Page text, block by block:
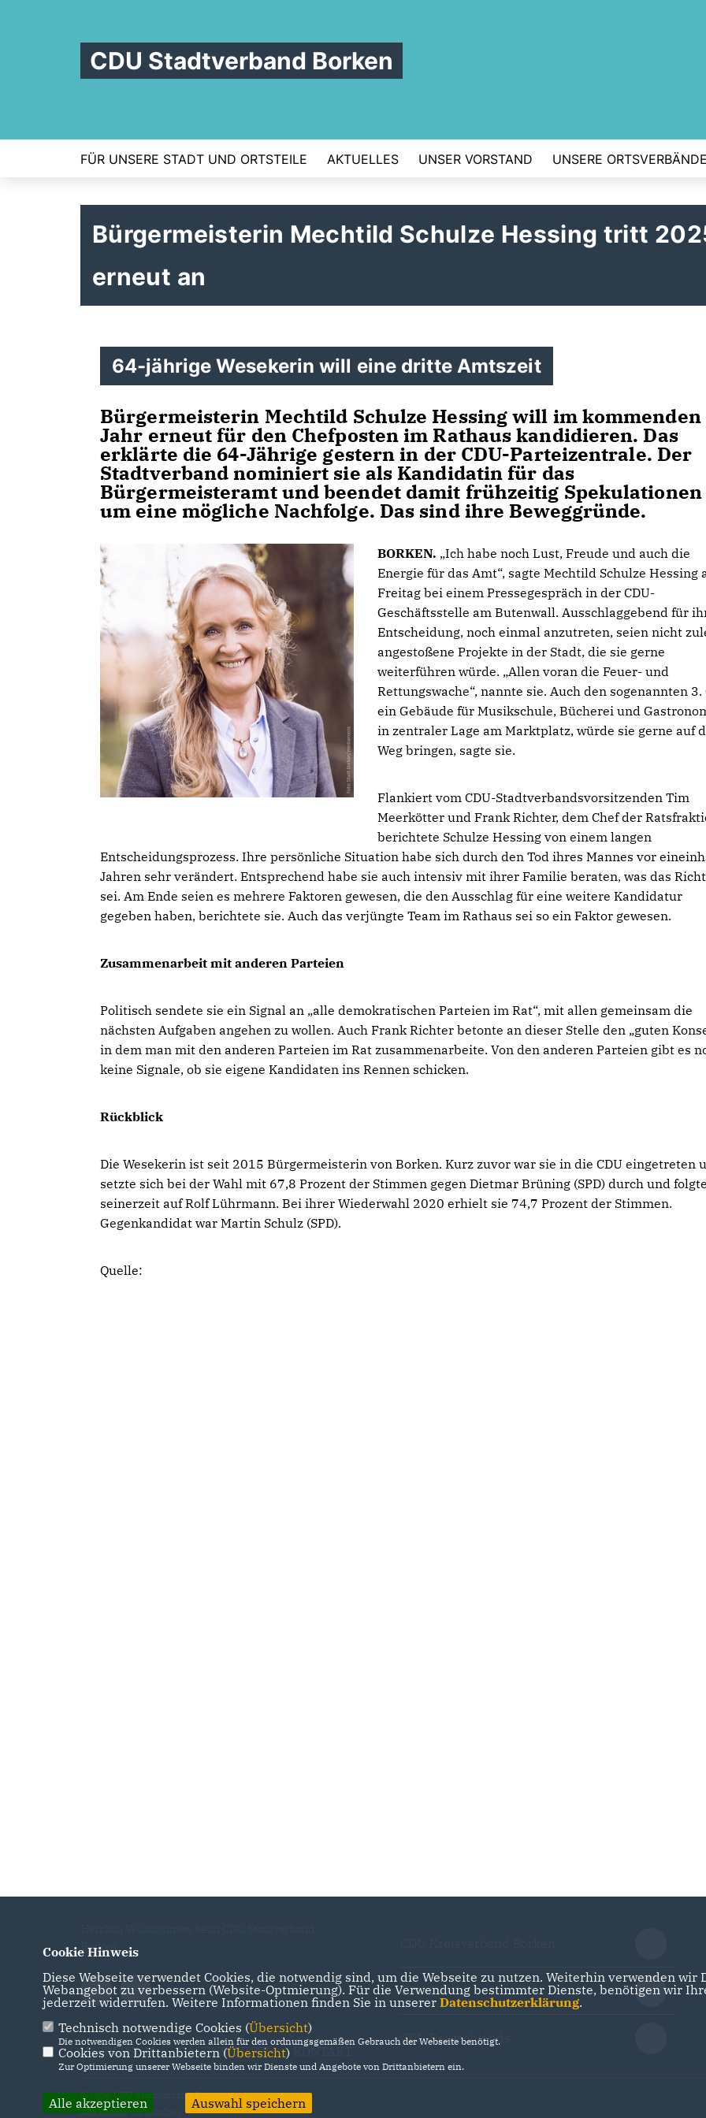
CDU Stadtverband Borken
FÜR UNSERE STADT UND ORTSTEILE AKTUELLES UNSER VORSTAND UNSERE ORTSVERBÄNDE
Bürgermeisterin Mechtild Schulze Hessing tritt
erneut an
64-jährige Wesekerin will eine dritte Amtszeit
Bürgermeisterin Mechtild Schulze Hessing will im kommenden
Jahr erneut für den Chefposten im Rathaus kandidieren. Das
erklärte die 64-Jährige gestern in der CDU-Parteizentrale. Der
Stadtverband nominiert sie als Kandidatin für das
Bürgermeisteramt und beendet damit frühzeitig Spekulationen
um eine mögliche Nachfolge. Das sind ihre Beweggründe.
BORKEN. Ich habe noch Lust, Freude und auch die
Energie für das Amt“, sagte Mechtild Schulze Hessing
Freitag bei einem Pressegespräch in der CDU-
Geschäftsstelle am Butenwall. Ausschlaggebend für
Entscheidung, noch einmal anzutreten, seien nicht
angestoßene Projekte in der Stadt, die sie gerne
weiterführen würde. „Allen voran die Feuer- und
Rettungswache“, nannte sie. Auch den sogenannten 3.
ein Gebäude für Musikschule, Bücherei und
in zentraler Lage am Marktplatz, würde sie gerne auf
Weg bringen, sagte sie.
Flankiert vom CDU-Stadtverbandsvorsitzenden Tim
Meerkötter und Frank Richter, dem Chef der
berichtete Schulze Hessing von einem langen
Entscheidungsprozess. Ihre persönliche Situation habe sich durch den Tod ihres Mannes vor
Jahren sehr verändert. Entsprechend habe sie auch intensiv mit ihrer Familie beraten, was das
sei. Am Ende seien es mehrere Faktoren gewesen, die den Ausschlag für eine weitere Kandidatur
gegeben haben, berichtete sie. Auch das verjüngte Team im Rathaus sei so ein Faktor gewesen.
Zusammenarbeit mit anderen Parteien
Politisch sendete sie ein Signal an „alle demokratischen Parteien im Rat“, mit allen gemeinsam die
nächsten Aufgaben angehen zu wollen. Auch Frank Richter betonte an dieser Stelle den „guten
in dem man mit den anderen Parteien im Rat zusammenarbeite. Von den anderen Parteien gibt es
keine Signale, ob sie eigene Kandidaten ins Rennen schicken.
Rückblick
Die Wesekerin ist seit 2015 Bürgermeisterin von Borken. Kurz zuvor war sie in die CDU eingetreten
setzte sich bei der Wahl mit 67,8 Prozent der Stimmen gegen Dietmar Brüning (SPD) durch und folgte
seinerzeit auf Rolf Lührmann. Bei ihrer Wiederwahl 2020 erhielt sie 74,7 Prozent der Stimmen.
Gegenkandidat war Martin Schulz (SPD).
Quelle:
Borken
IMPRESSUM DATENSCHUTZ KONTAKT
CDU NRW
CDU Deutschlands
@2026 CDU Stadtverband Borken
Alle Rechte vorbehalten.
Cookie Hinweis
Diese Webseite verwendet Cookies, die notwendig sind, um die Webseite zu nutzen. Weiterhin verwenden
Webangebot zu verbessern (Website-Optmierung). Für die Verwendung bestimmter Dienste, benötigen wir
jederzeit widerrufen. Weitere Informationen finden Sie in unserer Datenschutzerklärung.
Technisch notwendige Cookies (Übersicht)
Die notwendigen Cookies werden allein für den ordnungsgemäßen Gebrauch der Webseite benötigt.
Cookies von Drittanbietern (Übersicht)
Zur Optimierung unserer Webseite binden wir Dienste und Angebote von Drittanbietern ein.
Alle akzeptieren Auswahl speichern